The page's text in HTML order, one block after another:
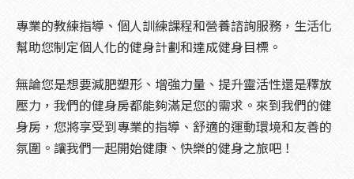
專業的教練指導、個人訓練課程和營養諮詢服務，生活化
幫助您制定個人化的健身計劃和達成健身目標。
無論您是想要減肥塑形、增強力量、提升靈活性還是釋放
壓力，我們的健身房都能夠滿足您的需求。來到我們的健
身房，您將享受到專業的指導、舒適的運動環境和友善的
氛圍。讓我們一起開始健康、快樂的健身之旅吧！